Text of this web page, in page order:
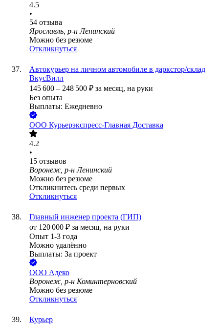
4.5
•
54 отзыва
Ярославль, р-н Ленинский
Можно без резюме
Откликнуться
Автокурьер на личном автомобиле в даркстор/склад
ВкусВилл
145 600 – 248 500 ₽ за месяц, на руки
Без опыта
Выплаты: Ежедневно
ООО Курьерэкспресс-Главная Доставка
4.2
•
15 отзывов
Воронеж, р-н Ленинский
Можно без резюме
Откликнитесь среди первых
Откликнуться
Главный инженер проекта (ГИП)
от 120 000 ₽ за месяц, на руки
Опыт 1-3 года
Можно удалённо
Выплаты: За проект
ООО Адеко
Воронеж, р-н Коминтерновский
Можно без резюме
Откликнуться
Курьер